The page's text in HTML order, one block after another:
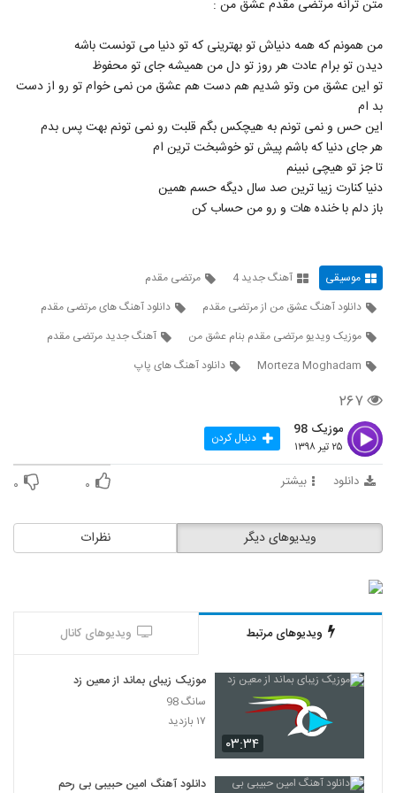
4814
4815
آهنگ سروش روحانی بنام نبضم
۲۹۴ بازدید
4816
دانلود آهنگ مهراس بازی (Mehras Bazi)
۳۵۹ بازدید
4817
دانلود آهنگ جدید و زیبای امین اسدی با نام
انگیزه
4818 خداوردی با نام عمه طلا
آهنگ قاب عکس یادگاری (به همره حسین
منتهایی) از حامد نظری(پاپ)
۴۰۲ بازدید
4820
دانلود آهنگ جاتو نمیگیره کسی از دانیال
موزیک زیبای قسم از شریعت
دانلود آهنگ رئوف دشتی خیال باطل‎ (Raouf
Dashti Khiale Batel)
دانلود آهنگ جدید و زیبای خشایار گودرزی با
نام دیوانه تر
4825
پژمان ایران فر آهنگ دو تا چشمو یک لبخند
متن ترانه مرتضی مقدم عشق من :
من همونم که همه دنیاش تو بهترینی که تو دنیا می تونست باشه
دیدن تو برام عادت هر روز تو دل من همیشه جای تو محفوظ
تو این عشق من وتو شدیم هم دست هم عشق من نمی خوام تو رو از دست
بد ام
این حس و نمی تونم به هیچکس بگم قلبت رو نمی تونم بهت پس بدم
هر جای دنیا که باشم پیش تو خوشبخت ترین ام
تا جز تو هیچی نبینم
دنیا کنارت زیبا ترین صد سال دیگه حسم همین
باز دلم با خنده هات و رو من حساب کن
موسیقی آهنگ جدید 4
مرتضی مقدم
دانلود آهنگ عشق من از مرتضی مقدم
دانلود آهنگ های مرتضی مقدم
موزیک ویدیو مرتضی مقدم بنام عشق من
آهنگ جدید مرتضی مقدم
Morteza Moghadam
دانلود آهنگ های پاپ
۲۶۷
موزیک 98
۲۵ تیر ۱۳۹۸ دنبال کردن
دانلود بیشتر ۰ ۰
نظرات ویدیوهای دیگر
ویدیوهای مرتبط ویدیوهای کانال
۰۳:۳۴
موزیک زیبای بماند از معین زد
سانگ 98
۱۷ بازدید
دانلود آهنگ امین حبیبی بی رحم